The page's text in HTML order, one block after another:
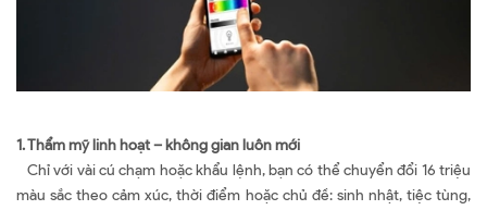
1. Thẩm mỹ linh hoạt – không gian luôn mới
Chỉ với vài cú chạm hoặc khẩu lệnh, bạn có thể chuyển đổi 16 triệu
màu sắc theo cảm xúc, thời điểm hoặc chủ đề: sinh nhật, tiệc tùng,